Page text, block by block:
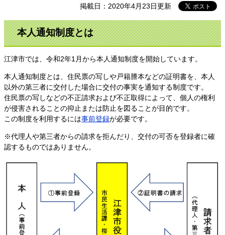
掲載日：2020年4月23日更新
本人通知制度とは
江津市では、令和2年1月から本人通知制度を開始しています。
本人通知制度とは、住民票の写しや戸籍謄本などの証明書を、本人
以外の第三者に交付した場合に交付の事実を通知する制度です。
住民票の写しなどの不正請求および不正取得によって、個人の権利
が侵害されることの抑止または防止を図ることが目的です。
この制度を利用するには事前登録が必要です。
※代理人や第三者からの請求を拒んだり、交付の可否を登録者に確
認するものではありません。